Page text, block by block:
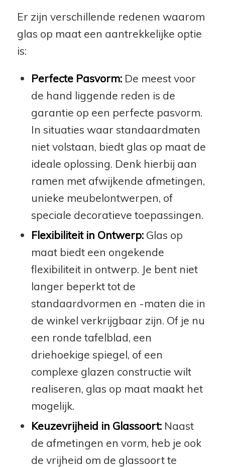
Er zijn verschillende redenen waarom
glas op maat een aantrekkelijke optie
is:
Perfecte Pasvorm:De meest voor
de hand liggende reden is de
garantie op een perfecte pasvorm.
In situaties waar standaardmaten
niet volstaan, biedt glas op maat de
ideale oplossing. Denk hierbij aan
ramen met afwijkende afmetingen,
unieke meubelontwerpen, of
speciale decoratieve toepassingen.
Flexibiliteit in Ontwerp:Glas op
maat biedt een ongekende
flexibiliteit in ontwerp. Je bent niet
langer beperkt tot de
standaardvormen en -maten die in
de winkel verkrijgbaar zijn. Of je nu
een ronde tafelblad, een
driehoekige spiegel, of een
complexe glazen constructie wilt
realiseren, glas op maat maakt het
mogelijk.
Keuzevrijheid in Glassoort:Naast
de afmetingen en vorm, heb je ook
de vrijheid om de glassoort te